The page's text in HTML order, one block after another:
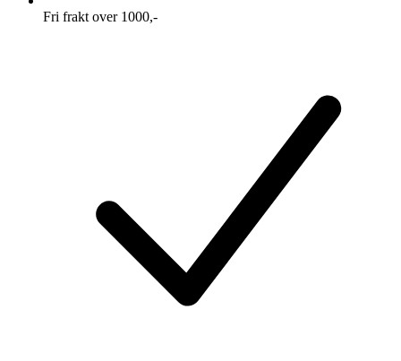
Fri frakt over 1000,-